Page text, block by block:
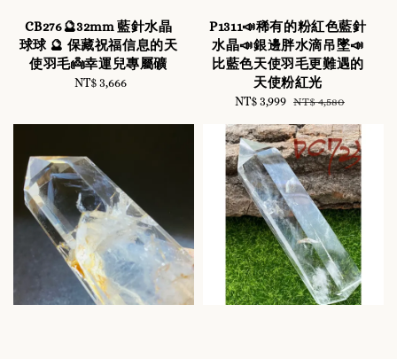
CB276🔮32mm 藍針水晶
球球 🔮 保藏祝福信息的天
使羽毛👼幸運兒專屬礦
Regular
NT$ 3,666
P1311📣稀有的粉紅色藍針
水晶📣銀邊胖水滴吊墜📣
比藍色天使羽毛更難遇的
天使粉紅光
Sale
NT$ 3,999 Regular
NT$ 4,580